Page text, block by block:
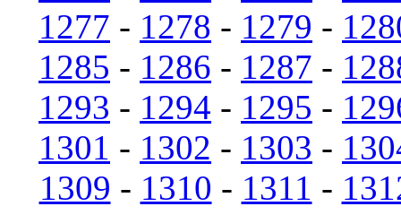
1277 - 1278 - 1279 -
1285 - 1286 - 1287 -
1293 - 1294 - 1295 -
1301 - 1302 - 1303 -
1309 - 1310 - 1311 -